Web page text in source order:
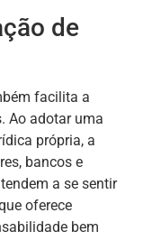
de
facilita a
Ao adotar uma
própria, a
bancos e
a se sentir
oferece
bem